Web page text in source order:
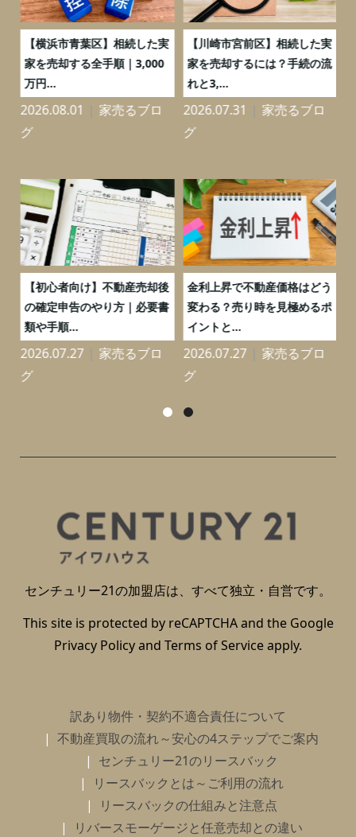
【横浜市青葉区】相続した実
家を売却する全手順｜3,000
万円...
2026.08.01
家売るブロ
グ
【川崎市宮前区】相続した実
家を売却するには？手続の流
れと3,...
2026.07.31
家売るブロ
グ
【初心者向け】不動産売却後
の確定申告のやり方｜必要書
類や手順...
2026.07.27
家売るブロ
グ
金利上昇で不動産価格はどう
変わる？売り時を見極めるポ
イントと...
2026.07.27
家売るブロ
グ
センチュリー21の加盟店は、すべて独立・自営です。
This site is protected by reCAPTCHA and the Google
Privacy Policyand Terms of Serviceapply.
訳あり物件・契約不適合責任について
不動産買取の流れ～安心の4ステップでご案内
センチュリー21のリースバック
リースバックとは～ご利用の流れ
リースバックの仕組みと注意点
リバースモーゲージと任意売却との違い